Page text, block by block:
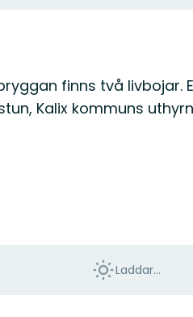
finns två livbojar.
Kalix kommuns
Laddar...